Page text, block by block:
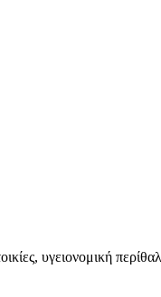
υγειονομική